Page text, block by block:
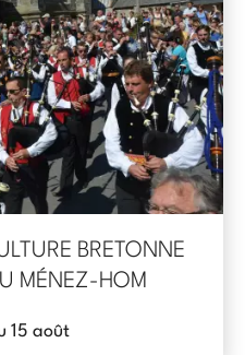
BRETONNE
MÉNEZ-HOM
15 août